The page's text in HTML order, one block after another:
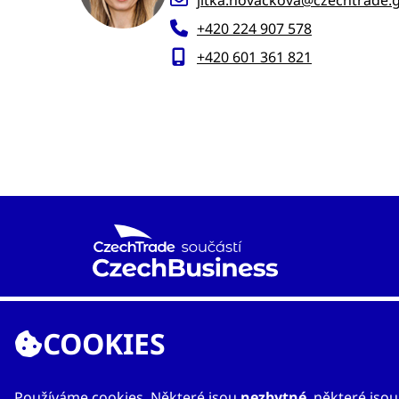
+420 224 907 578
+420 601 361 821
Agentura CzechTrade je již od roku 1997 národní
průmyslu a obchodu s cílem rozvíjet mezinárodní
obchod a vzájemnou spolupráci mezi českými a
COOKIES